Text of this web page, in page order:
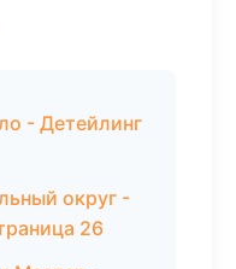
- Детейлинг
округ -
26